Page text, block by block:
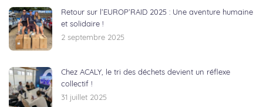
Retour sur l’EUROP’RAID 2025 : Une aventure humaine
et solidaire !
2 septembre 2025
Chez ACALY, le tri des déchets devient un réflexe
collectif !
31 juillet 2025